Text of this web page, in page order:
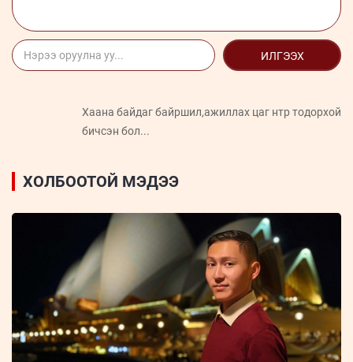
ИЛГЭЭХ
Хаана байдаг байршил,ажиллах цаг нтр тодорхой
бичсэн бол...
ХОЛБООТОЙ МЭДЭЭ